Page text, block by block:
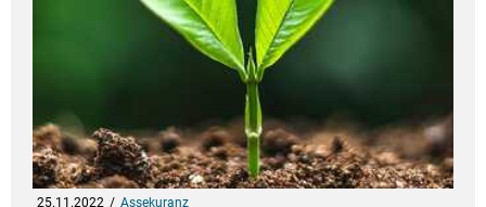
25.11.2022 Assekuranz